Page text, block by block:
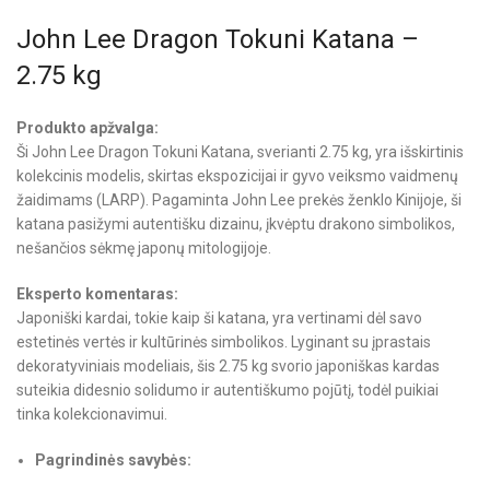
John Lee Dragon Tokuni Katana –
2.75 kg
Produkto apžvalga:
Ši John Lee Dragon Tokuni Katana, sverianti 2.75 kg, yra išskirtinis
kolekcinis modelis, skirtas ekspozicijai ir gyvo veiksmo vaidmenų
žaidimams (LARP). Pagaminta John Lee prekės ženklo Kinijoje, ši
katana pasižymi autentišku dizainu, įkvėptu drakono simbolikos,
nešančios sėkmę japonų mitologijoje.
Eksperto komentaras:
Japoniški kardai, tokie kaip ši katana, yra vertinami dėl savo
estetinės vertės ir kultūrinės simbolikos. Lyginant su įprastais
dekoratyviniais modeliais, šis 2.75 kg svorio japoniškas kardas
suteikia didesnio solidumo ir autentiškumo pojūtį, todėl puikiai
tinka kolekcionavimui.
Pagrindinės savybės: